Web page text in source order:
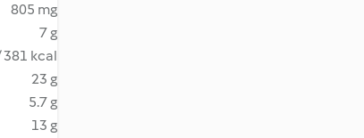
805 mg
7 g
381 kcal
23 g
5.7 g
13 g